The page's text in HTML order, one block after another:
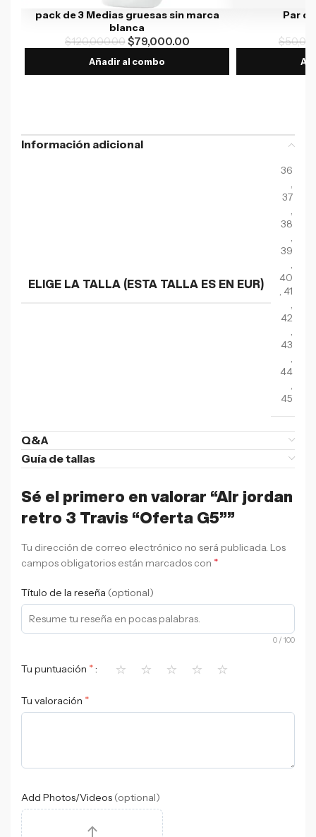
pack de 3 Medias gruesas sin marca
blanca
$120,000.00$79,000.00
Añadir al combo
Par
$
Información adicional
ELIGE LA TALLA (ESTA TALLA ES EN EUR)
36
,
37
,
38
,
39
,
40
, 41
,
42
,
43
,
44
,
45
Q&A
Guía de tallas
Sé el primero en valorar “AIr jordan
retro 3 Travis “Oferta G5””
Tu dirección de correo electrónico no será publicada. Los
campos obligatorios están marcados con *
Título de la reseña (optional)
0 / 100
Tu puntuación * ⭐ ⭐ ⭐ ⭐ ⭐
Tu valoración *
Add Photos/Videos (optional)